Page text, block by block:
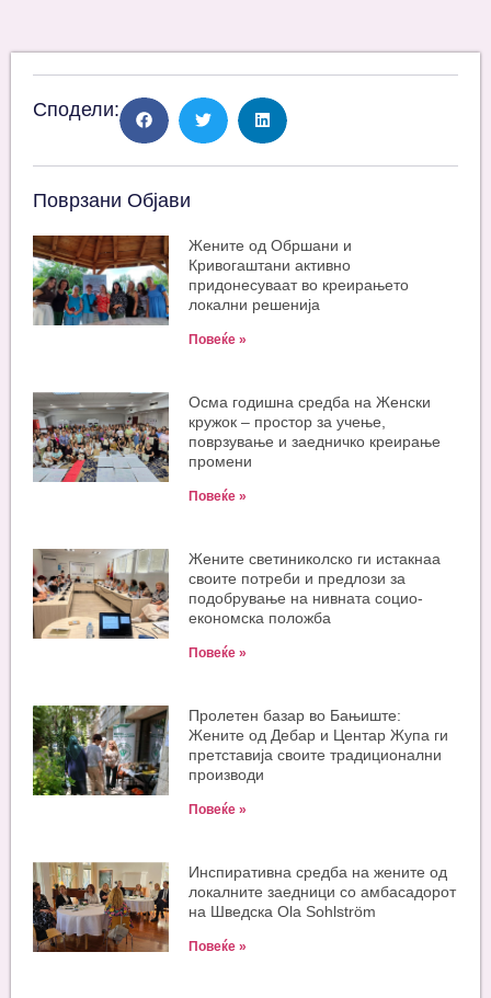
Сподели:
Поврзани Објави
Жените од Обршани и
Кривогаштани активно
придонесуваат во креирањето
локални решенија
Повеќе »
Oсма годишна средба на Женски
кружок – простор за учење,
поврзување и заедничко креирање
промени
Повеќе »
Жените светиниколско ги истакнаа
своите потреби и предлози за
подобрување на нивната социо-
економска положба
Повеќе »
Пролетен базар во Бањиште:
Жените од Дебар и Центар Жупа ги
претставија своите традиционални
производи
Повеќе »
Инспиративна средба на жените од
локалните заедници со амбасадорот
на Шведска Ola Sohlström
Повеќе »